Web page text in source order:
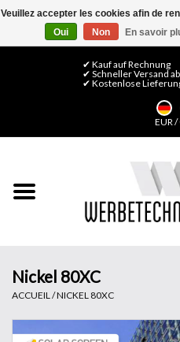
0 Articles - CHF 0,00
✔ Kauf auf Rechnung
✔ Schneller Versand
✔ Kostenlose
EUR/
Films de décoration
Nickel 80XC
ACCUEIL /NICKEL 80XC
Veuillez accepter les cookies afin de
Oui
Non En savoir